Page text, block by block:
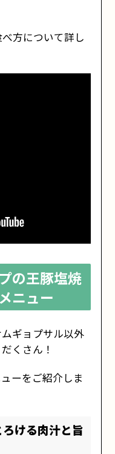
方について詳し
の王豚塩焼
ニュー
ギョプサル以外
くさん！
ーをご紹介しま
ける肉汁と旨